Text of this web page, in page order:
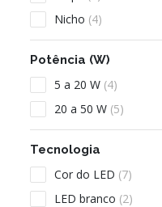
Nicho (4)
Potência (W)
5 a 20 W (4)
20 a 50 W (5)
Tecnologia
Cor do LED (7)
LED branco (2)